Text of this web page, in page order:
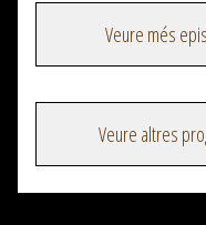
Veure més
Veure altres